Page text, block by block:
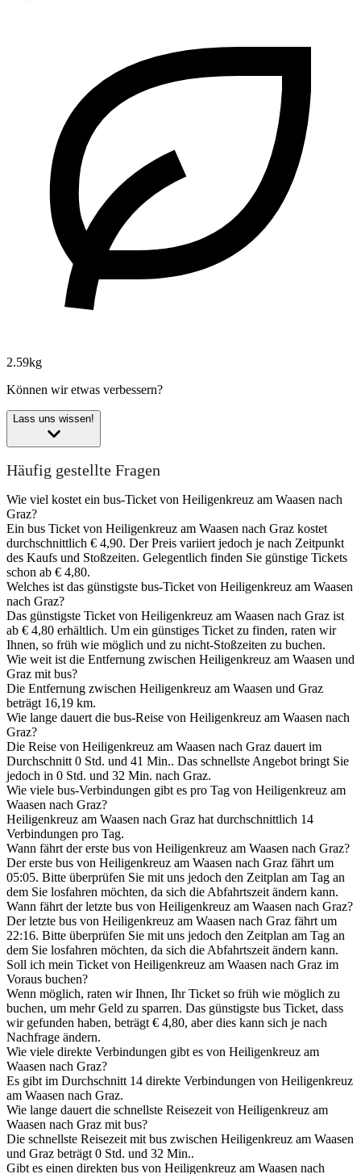
2.59kg
Können wir etwas verbessern?
Lass uns wissen!
Häufig gestellte Fragen
Wie viel kostet ein bus-Ticket von Heiligenkreuz am Waasen nach
Graz?
Ein bus Ticket von Heiligenkreuz am Waasen nach Graz kostet
durchschnittlich € 4,90. Der Preis variiert jedoch je nach Zeitpunkt
des Kaufs und Stoßzeiten. Gelegentlich finden Sie günstige Tickets
schon ab € 4,80.
Welches ist das günstigste bus-Ticket von Heiligenkreuz am Waasen
nach Graz?
Das günstigste Ticket von Heiligenkreuz am Waasen nach Graz ist
ab € 4,80 erhältlich. Um ein günstiges Ticket zu finden, raten wir
Ihnen, so früh wie möglich und zu nicht-Stoßzeiten zu buchen.
Wie weit ist die Entfernung zwischen Heiligenkreuz am Waasen und
Graz mit bus?
Die Entfernung zwischen Heiligenkreuz am Waasen und Graz
beträgt 16,19 km.
Wie lange dauert die bus-Reise von Heiligenkreuz am Waasen nach
Graz?
Die Reise von Heiligenkreuz am Waasen nach Graz dauert im
Durchschnitt 0 Std. und 41 Min.. Das schnellste Angebot bringt Sie
jedoch in 0 Std. und 32 Min. nach Graz.
Wie viele bus-Verbindungen gibt es pro Tag von Heiligenkreuz am
Waasen nach Graz?
Heiligenkreuz am Waasen nach Graz hat durchschnittlich 14
Verbindungen pro Tag.
Wann fährt der erste bus von Heiligenkreuz am Waasen nach Graz?
Der erste bus von Heiligenkreuz am Waasen nach Graz fährt um
05:05. Bitte überprüfen Sie mit uns jedoch den Zeitplan am Tag an
dem Sie losfahren möchten, da sich die Abfahrtszeit ändern kann.
Wann fährt der letzte bus von Heiligenkreuz am Waasen nach Graz?
Der letzte bus von Heiligenkreuz am Waasen nach Graz fährt um
22:16. Bitte überprüfen Sie mit uns jedoch den Zeitplan am Tag an
dem Sie losfahren möchten, da sich die Abfahrtszeit ändern kann.
Soll ich mein Ticket von Heiligenkreuz am Waasen nach Graz im
Voraus buchen?
Wenn möglich, raten wir Ihnen, Ihr Ticket so früh wie möglich zu
buchen, um mehr Geld zu sparren. Das günstigste bus Ticket, dass
wir gefunden haben, beträgt € 4,80, aber dies kann sich je nach
Nachfrage ändern.
Wie viele direkte Verbindungen gibt es von Heiligenkreuz am
Waasen nach Graz?
Es gibt im Durchschnitt 14 direkte Verbindungen von Heiligenkreuz
am Waasen nach Graz.
Wie lange dauert die schnellste Reisezeit von Heiligenkreuz am
Waasen nach Graz mit bus?
Die schnellste Reisezeit mit bus zwischen Heiligenkreuz am Waasen
und Graz beträgt 0 Std. und 32 Min..
Gibt es einen direkten bus von Heiligenkreuz am Waasen nach